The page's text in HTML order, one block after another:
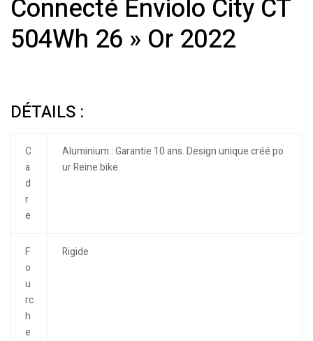
Connecté Enviolo City CT
504Wh 26 » Or 2022
DÉTAILS :
C
a
d
r
e
Aluminium : Garantie 10 ans. Design unique créé po
ur Reine bike.
F
o
u
rc
h
e
Rigide